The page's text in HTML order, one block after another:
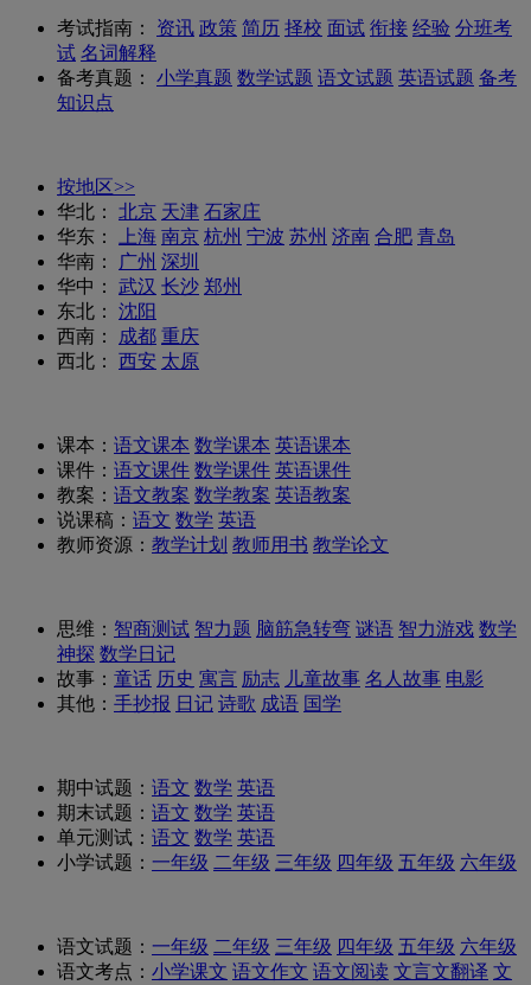
考试指南： 资讯 政策 简历 择校 面试 衔接 经验 分班考
试 名词解释
备考真题：
小学真题 数学试题 语文试题 英语试题 备考
知识点
按地区>>
华北：
北京 天津 石家庄
华东：
上海 南京 杭州 宁波 苏州 济南 合肥 青岛
华南：
广州 深圳
华中：
武汉 长沙 郑州
东北：
沈阳
西南：
成都 重庆
西北：
西安 太原
课本： 语文课本 数学课本 英语课本
课件： 语文课件 数学课件 英语课件
教案： 语文教案 数学教案 英语教案
说课稿： 语文 数学 英语
教师资源： 教学计划 教师用书 教学论文
思维： 智商测试 智力题 脑筋急转弯 谜语 智力游戏 数学
神探 数学日记
故事： 童话 历史 寓言 励志 儿童故事 名人故事 电影
其他： 手抄报 日记 诗歌 成语 国学
期中试题： 语文 数学 英语
期末试题： 语文 数学 英语
单元测试： 语文 数学 英语
小学试题： 一年级 二年级 三年级 四年级 五年级 六年级
语文试题： 一年级 二年级 三年级 四年级 五年级 六年级
语文考点： 小学课文 语文作文 语文阅读 文言文翻译 文